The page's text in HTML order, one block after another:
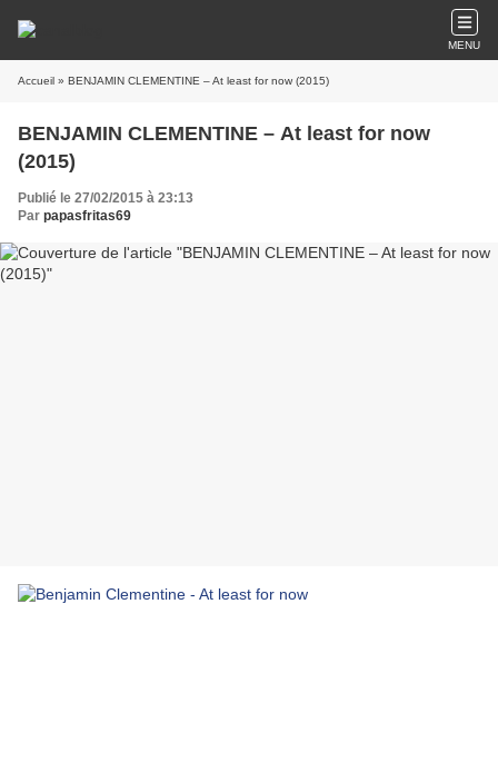
MENU
Accueil » BENJAMIN CLEMENTINE – At least for now (2015)
BENJAMIN CLEMENTINE – At least for now
(2015)
Publié le 27/02/2015 à 23:13
Par papasfritas69